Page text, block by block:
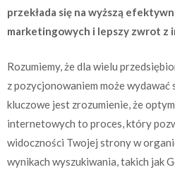
przekłada się na wyższą
marketingowych i lepszy zwrot z
Rozumiemy, że dla wielu
z pozycjonowaniem może wydawać
kluczowe jest zrozumienie, że
internetowych to proces, który
widoczności Twojej strony w
wynikach wyszukiwania, takich jak